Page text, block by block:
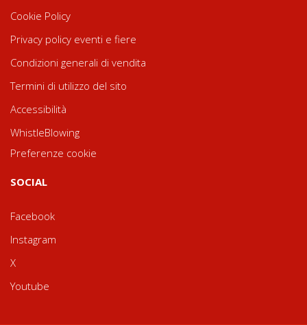
Cookie Policy
Privacy policy eventi e fiere
Condizioni generali di vendita
Termini di utilizzo del sito
Accessibilità
WhistleBlowing
Preferenze cookie
SOCIAL
Facebook
Instagram
X
Youtube